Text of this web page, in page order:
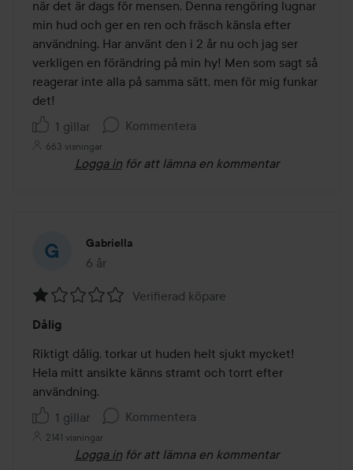
när det är dags för mensen. Denna rengöring lugnar
min hud och ger en ren och fräsch känsla efter
användning. Har använt den i 2 år nu och jag ser
verkligen en förändring på min hy! Men som sagt så
reagerar inte alla på samma sätt, men för mig funkar
det!
1 gillar
Kommentera
663 visningar
Logga in för att lämna en kommentar
Gabriella
6 år
Inlägget skapades 6 år
1
av
5
Verifierad köpare
Dålig
Riktigt dålig, torkar ut huden helt sjukt mycket!
Hela mitt ansikte känns stramt och torrt efter
användning.
1 gillar
Kommentera
2141 visningar
Logga in för att lämna en kommentar